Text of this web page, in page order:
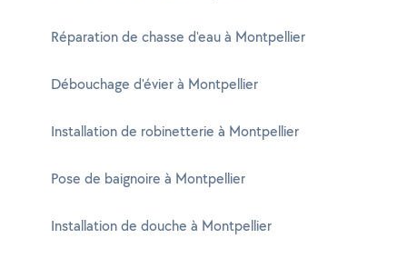
Réparation de chasse d'eau à Montpellier
Débouchage d'évier à Montpellier
Installation de robinetterie à Montpellier
Pose de baignoire à Montpellier
Installation de douche à Montpellier